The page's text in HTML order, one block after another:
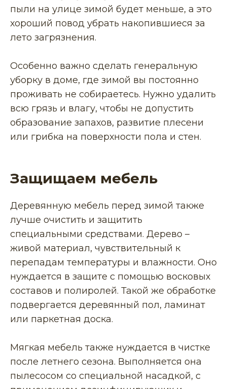
пыли на улице зимой будет меньше, а это
хороший повод убрать накопившиеся за
лето загрязнения.
Особенно важно сделать генеральную
уборку в доме, где зимой вы постоянно
проживать не собираетесь. Нужно удалить
всю грязь и влагу, чтобы не допустить
образование запахов, развитие плесени
или грибка на поверхности пола и стен.
Защищаем мебель
Деревянную мебель перед зимой также
лучше очистить и защитить
специальными средствами. Дерево –
живой материал, чувствительный к
перепадам температуры и влажности. Оно
нуждается в защите с помощью восковых
составов и полиролей. Такой же обработке
подвергается деревянный пол, ламинат
или паркетная доска.
Мягкая мебель также нуждается в чистке
после летнего сезона. Выполняется она
пылесосом со специальной насадкой, с